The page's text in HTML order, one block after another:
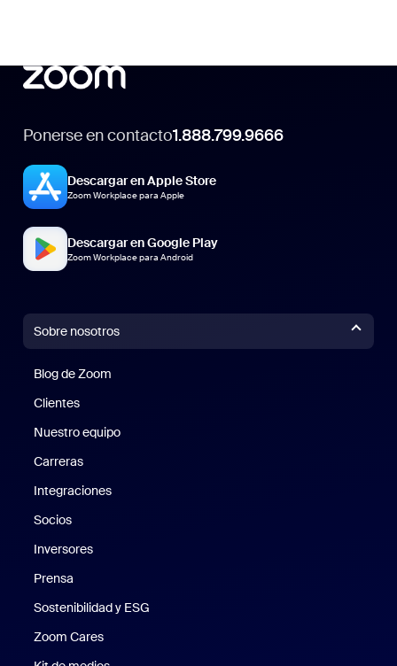
Ponerse en contacto1.888.799.9666
Descargar en Apple Store
Zoom Workplace para Apple
Descargar en Google Play
Zoom Workplace para Android
Sobre nosotros
Blog de Zoom
Clientes
Nuestro equipo
Carreras
Integraciones
Socios
Inversores
Prensa
Sostenibilidad y ESG
Zoom Cares